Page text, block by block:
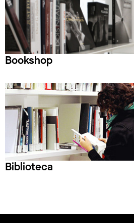
Bookshop
Biblioteca